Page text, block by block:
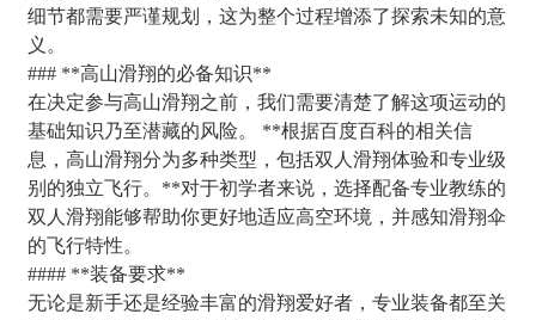
细节都需要严谨规划，这为整个过程增添了探索未知的意
义。
### **高山滑翔的必备知识**
在决定参与高山滑翔之前，我们需要清楚了解这项运动的
基础知识乃至潜藏的风险。 **根据百度百科的相关信
息，高山滑翔分为多种类型，包括双人滑翔体验和专业级
别的独立飞行。**对于初学者来说，选择配备专业教练的
双人滑翔能够帮助你更好地适应高空环境，并感知滑翔伞
的飞行特性。
#### **装备要求**
无论是新手还是经验丰富的滑翔爱好者，专业装备都至关